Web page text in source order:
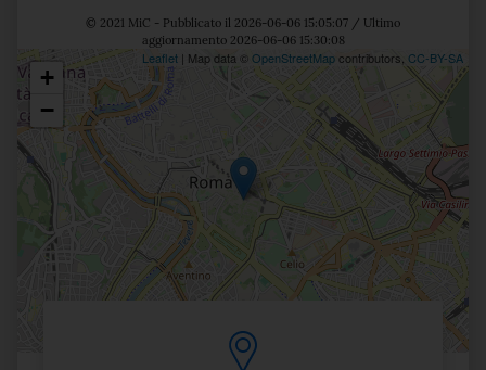
© 2021 MiC - Pubblicato il 2026-06-06 15:05:07 / Ultimo
aggiornamento 2026-06-06 15:30:08
Posizione
+
−
Leaflet | Map data © OpenStreetMapcontributors, CC-BY-SA